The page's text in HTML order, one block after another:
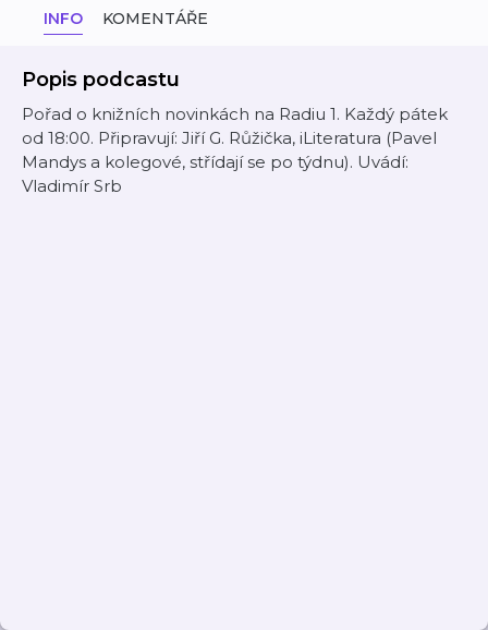
INFO KOMENTÁŘE
Popis podcastu
Pořad o knižních novinkách na Radiu 1. Každý pátek
od 18:00. Připravují: Jiří G. Růžička, iLiteratura (Pavel
Mandys a kolegové, střídají se po týdnu). Uvádí:
Vladimír Srb